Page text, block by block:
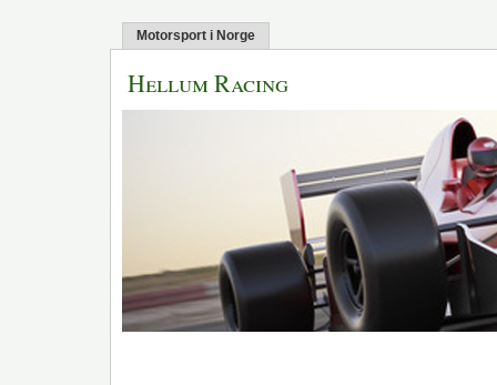
Motorsport i Norge
Hellum Racing